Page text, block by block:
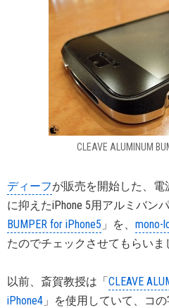
CLEAVE ALUMINUM
ディーフが販売を開始した、
に抑えたiPhone 5用アルミバン
BUMPER for iPhone5 」を、 mono-
たのでチェックさせてもらいま
以前、斎賀教授は「CLEAVE
iPhone4 」を使用していて、コ